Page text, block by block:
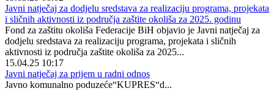
Javni natječaj za dodjelu sredstava za realizaciju programa, projekata
i sličnih aktivnosti iz područja zaštite okoliša za 2025. godinu
Fond za zaštitu okoliša Federacije BiH objavio je Javni natječaj za
dodjelu sredstava za realizaciju programa, projekata i sličnih
aktivnosti iz područja zaštite okoliša za 2025...
15.04.25 10:17
Javni natječaj za prijem u radni odnos
Javno komunalno poduzeće“KUPRES“d...